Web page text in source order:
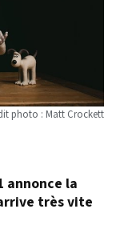
photo : Matt Crockett
annonce la
très vite